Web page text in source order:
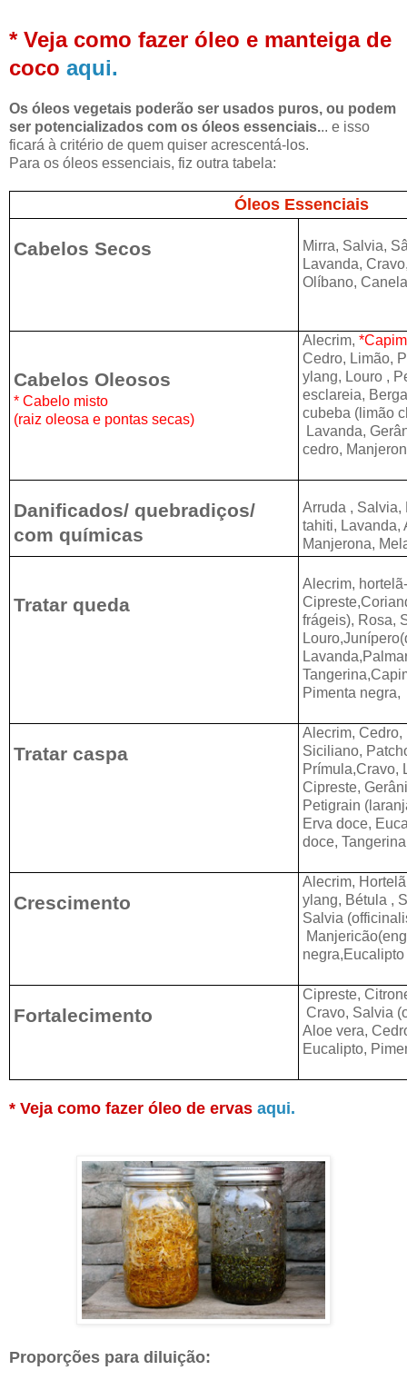
* Veja como fazer óleo e manteiga de
coco aqui.
Os óleos vegetais poderão ser usados puros, ou podem
ser potencializados com os óleos essenciais... e isso
ficará à critério de quem quiser acrescentá-los.
Para os óleos essenciais, fiz outra tabela:
Óleos Essenciais
Cabelos Secos
Mirra, Salvia,
Lavanda,
Olíbano,
Cabelos Oleosos
* Cabelo misto
(raiz oleosa e pontas secas)
Alecrim,
Cedro, Limão,
ylang, Louro ,
esclareia,
cubeba (limão
Lavanda,
cedro,
Danificados/ quebradiços/
com químicas
Arruda , Salvia,
tahiti, Lavanda,
Manjerona,
Tratar queda
Alecrim,
frágeis), Rosa,
Louro,
Lavanda,
Pimenta
Tratar caspa
Alecrim,
Siciliano,
Prímula,Cravo,
Cipreste,
Petigrain
Erva doce,
doce,
Crescimento
Alecrim,
ylang, Bétula ,
Salvia
negra,Eucalipto
Fortalecimento
Cipreste,
Cravo, Salvia
Aloe vera,
Eucalipto,
* Veja como fazer óleo de ervas aqui.
Proporções para diluição: